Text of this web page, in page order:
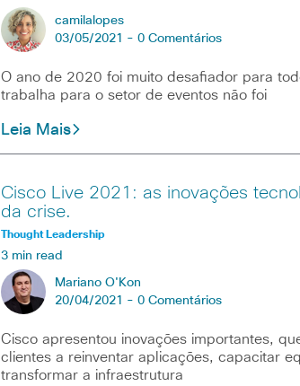
camilalopes
03/05/2021 - 0 Comentários
O ano de 2020 foi muito desafiador para
trabalha para o setor de eventos não foi
Leia Mais
Cisco Live 2021: as inovações
da crise.
Thought Leadership
3 min read
Mariano O'Kon
20/04/2021 - 0 Comentários
Cisco apresentou inovações importantes,
clientes a reinventar aplicações, capacitar
transformar a infraestrutura